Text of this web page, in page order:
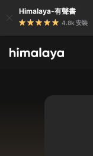
Himalaya-有聲書
4.8k 安裝